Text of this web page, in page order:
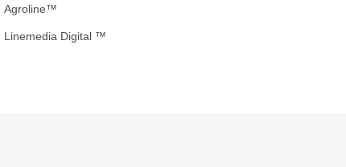
Agroline™
Linemedia Digital ™